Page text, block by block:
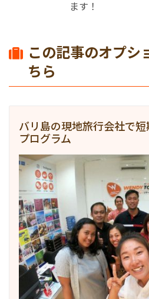
ます！
この記事のオプシ
ちら
バリ島の現地旅行会社で
プログラム